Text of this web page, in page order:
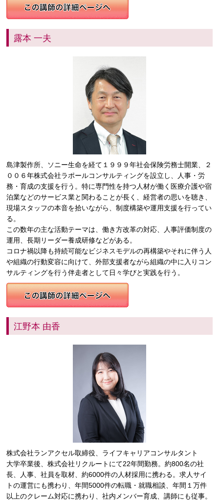
露本 一夫
島津製作所、ソニー生命を経て１９９９年社会保険労務士開業、２
００６年株式会社ラポールコンサルティングを設立し、人事・労
務・育成の支援を行う。特に専門性を持つ人材が働く医療介護や宿
泊業などのサービス業と関わることが長く、経営者の思いを聴き、
現場スタッフの本音を拾いながら、制度構築や運用支援を行ってい
る。
この数年の主な活動テーマは、働き方改革の対応、人事評価制度の
運用、長期リーダー養成研修などがある。
コロナ禍以降も持続可能なビジネスモデルの再構築やそれに伴う人
や組織の行動変容に向けて、外部支援者ながら組織の中に入りコン
サルティングを行う伴走者として日々学びと実践を行う。
江野本 由香
株式会社ランアクセル取締役、ライフキャリアコンサルタント
大学卒業後、株式会社リクルートにて22年間勤務。約800名の社
長、人事、社員を取材、約6000件の人材採用に携わる。求人サイ
トの運営にも携わり、年間5000件の転職・就職相談、年間１万件
以上のクレーム対応に携わり、社内メンバー育成、講師にも従事。